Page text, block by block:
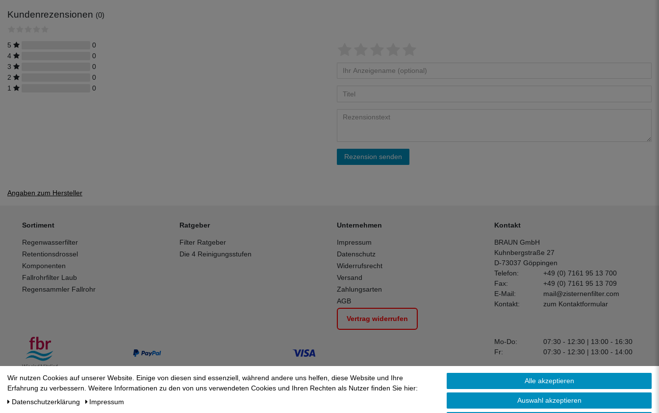
Kundenrezensionen (0)
5
0
4
0
3
0
2
0
1
0
Rezension senden
Angaben zum Hersteller
Sortiment
Regenwasserfilter
Retentionsdrossel
Komponenten
Fallrohrfilter Laub
Regensammler Fallrohr
Ratgeber
Filter Ratgeber
Die 4 Reinigungsstufen
Unternehmen
Impressum
Datenschutz
Widerrufsrecht
Versand
Zahlungsarten
AGB
Vertrag widerrufen
Kontakt
BRAUN GmbH
Kuhnbergstraße 27
D-73037 Göppingen
Telefon:
+49 (0) 7161 95 13 700
Fax:
+49 (0) 7161 95 13 709
E-Mail:
mail@zisternenfilter.com
Kontakt:
zum Kontaktformular
Mo-Do:
07:30 - 12:30 | 13:00 - 16:30
Fr:
07:30 - 12:30 | 13:00 - 14:00
Wir nutzen Cookies auf unserer Website. Einige von diesen sind essenziell, während andere uns helfen, diese Website und Ihre
Erfahrung zu verbessern. Weitere Informationen zu den von uns verwendeten Cookies und Ihren Rechten als Nutzer finden Sie hier:
Daten­schutz­erklärung
Impressum
Alle akzeptieren
Auswahl akzeptieren